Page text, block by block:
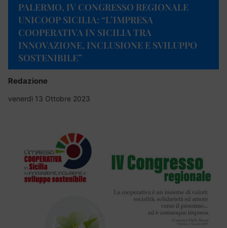
PALERMO, IV CONGRESSO REGIONALE
UNICOOP SICILIA: “L’IMPRESA
COOPERATIVA IN SICILIA TRA
INNOVAZIONE, INCLUSIONE E SVILUPPO
SOSTENIBILE”
Redazione
venerdì 13 Ottobre 2023